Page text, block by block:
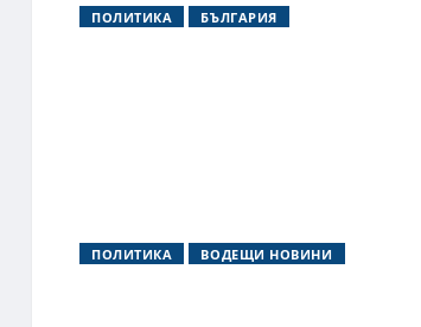
ПОЛИТИКА БЪЛГАРИЯ
ПОЛИТИКА ВОДЕЩИ НОВИНИ